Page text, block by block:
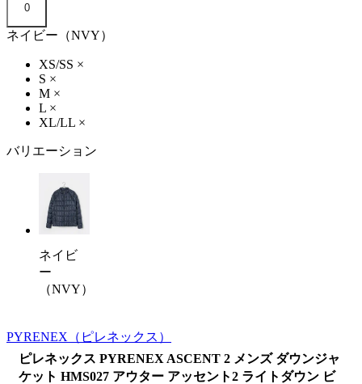
0
ネイビー（NVY）
XS/SS ×
S ×
M ×
L ×
XL/LL ×
バリエーション
ネイビ
ー
（NVY）
PYRENEX （ピレネックス）
ピレネックス PYRENEX ASCENT 2 メンズ ダウンジャ
ケット HMS027 アウター アッセント2 ライトダウン ビ